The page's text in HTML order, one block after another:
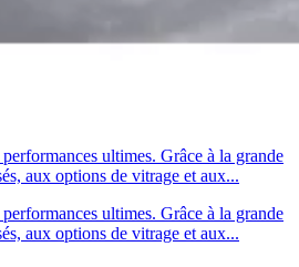
ultimes. Grâce à la grande
aux options de vitrage et aux...
ultimes. Grâce à la grande
aux options de vitrage et aux...